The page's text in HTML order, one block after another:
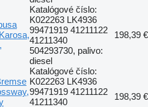
Katalógové číslo:
K022263 LK4936
99471919 41211122
41211340
504293730, palivo:
diesel
198,39 €
Katalógové číslo:
K022263 LK4936
99471919 41211122
41211340
198,39 €